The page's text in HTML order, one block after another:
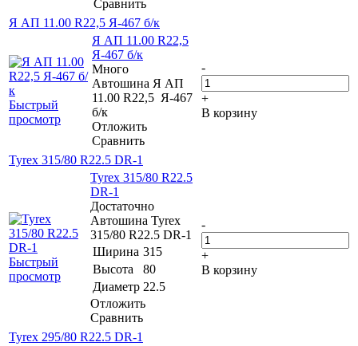
Сравнить
Я АП 11.00 R22,5 Я-467 б/к
Быстрый
просмотр
Я АП 11.00 R22,5
Я-467 б/к
Много
Автошина Я АП
11.00 R22,5 Я-467
б/к
Отложить
Сравнить
-
+
В корзину
Tyrex 315/80 R22.5 DR-1
Быстрый
просмотр
Tyrex 315/80 R22.5
DR-1
Достаточно
Автошина Tyrex
315/80 R22.5 DR-1
Ширина 315
Высота
80
Диаметр 22.5
Отложить
Сравнить
-
+
В корзину
Tyrex 295/80 R22.5 DR-1